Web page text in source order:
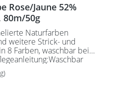
Rose/Jaune 52%
80m/50g
Naturfarben
weitere Strick- und
8 Farben, waschbar bei
Wolle(Wollschleudern /